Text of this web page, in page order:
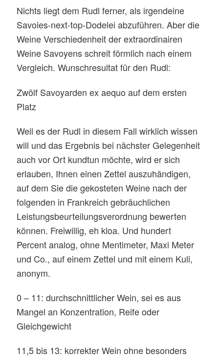
Nichts liegt dem Rudl ferner, als irgendeine
Savoies-next-top-Dodelei abzuführen. Aber die
Weine Verschiedenheit der extraordinairen
Weine Savoyens schreit förmlich nach einem
Vergleich. Wunschresultat für den Rudl:
Zwölf Savoyarden ex aequo auf dem ersten
Platz
Weil es der Rudl in diesem Fall wirklich wissen
will und das Ergebnis bei nächster Gelegenheit
auch vor Ort kundtun möchte, wird er sich
erlauben, Ihnen einen Zettel auszuhändigen,
auf dem Sie die gekosteten Weine nach der
folgenden in Frankreich gebräuchlichen
Leistungsbeurteilungsverordnung bewerten
können. Freiwillig, eh kloa. Und hundert
Percent analog, ohne Mentimeter, Maxi Meter
und Co., auf einem Zettel und mit einem Kuli,
anonym.
0 – 11: durchschnittlicher Wein, sei es aus
Mangel an Konzentration, Reife oder
Gleichgewicht
11,5 bis 13: korrekter Wein ohne besonders